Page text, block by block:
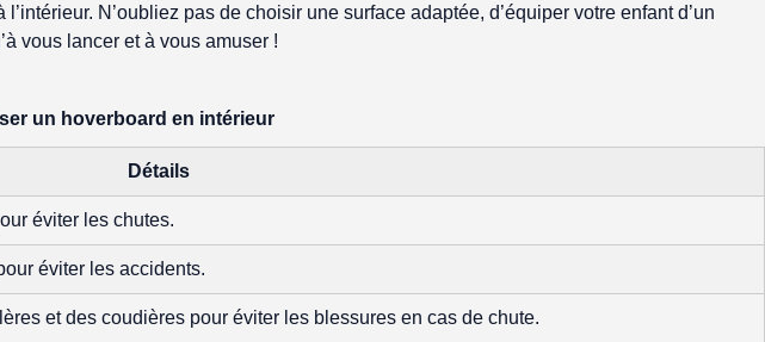
N’oubliez pas de choisir une surface adaptée, d’équiper votre enfant d’un
vous lancer et à vous amuser !
un hoverboard en intérieur
Détails
éviter les chutes.
éviter les accidents.
et des coudières pour éviter les blessures en cas de chute.